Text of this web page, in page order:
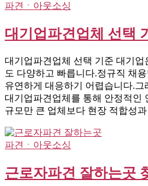
파견ㆍ아웃소싱
대기업파견업체 선택
대기업파견업체 선택 기준 대기업
도 다양하고 빠릅니다.정규직 채
유연하게 대응하기 어렵습니다.그
대기업파견업체를 통해 안정적인
규모만 큰 업체보다 현장 적합성
파견ㆍ아웃소싱
근로자파견 잘하는곳